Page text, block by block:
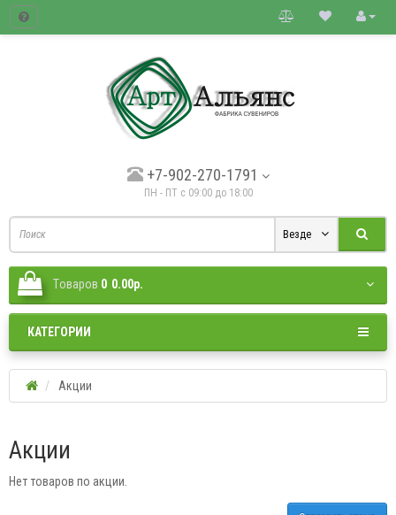
+7-902-270-1791
ПН - ПТ с 09:00 до 18:00
Везде
Tоваров 0 0.00р.
КАТЕГОРИИ
Акции
Акции
Нет товаров по акции.